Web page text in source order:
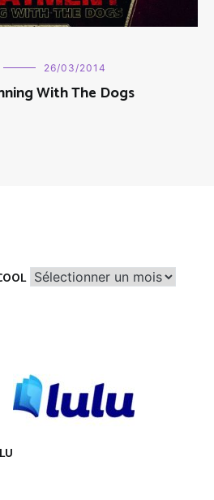
26/03/2014
With The Dogs
Leeloo